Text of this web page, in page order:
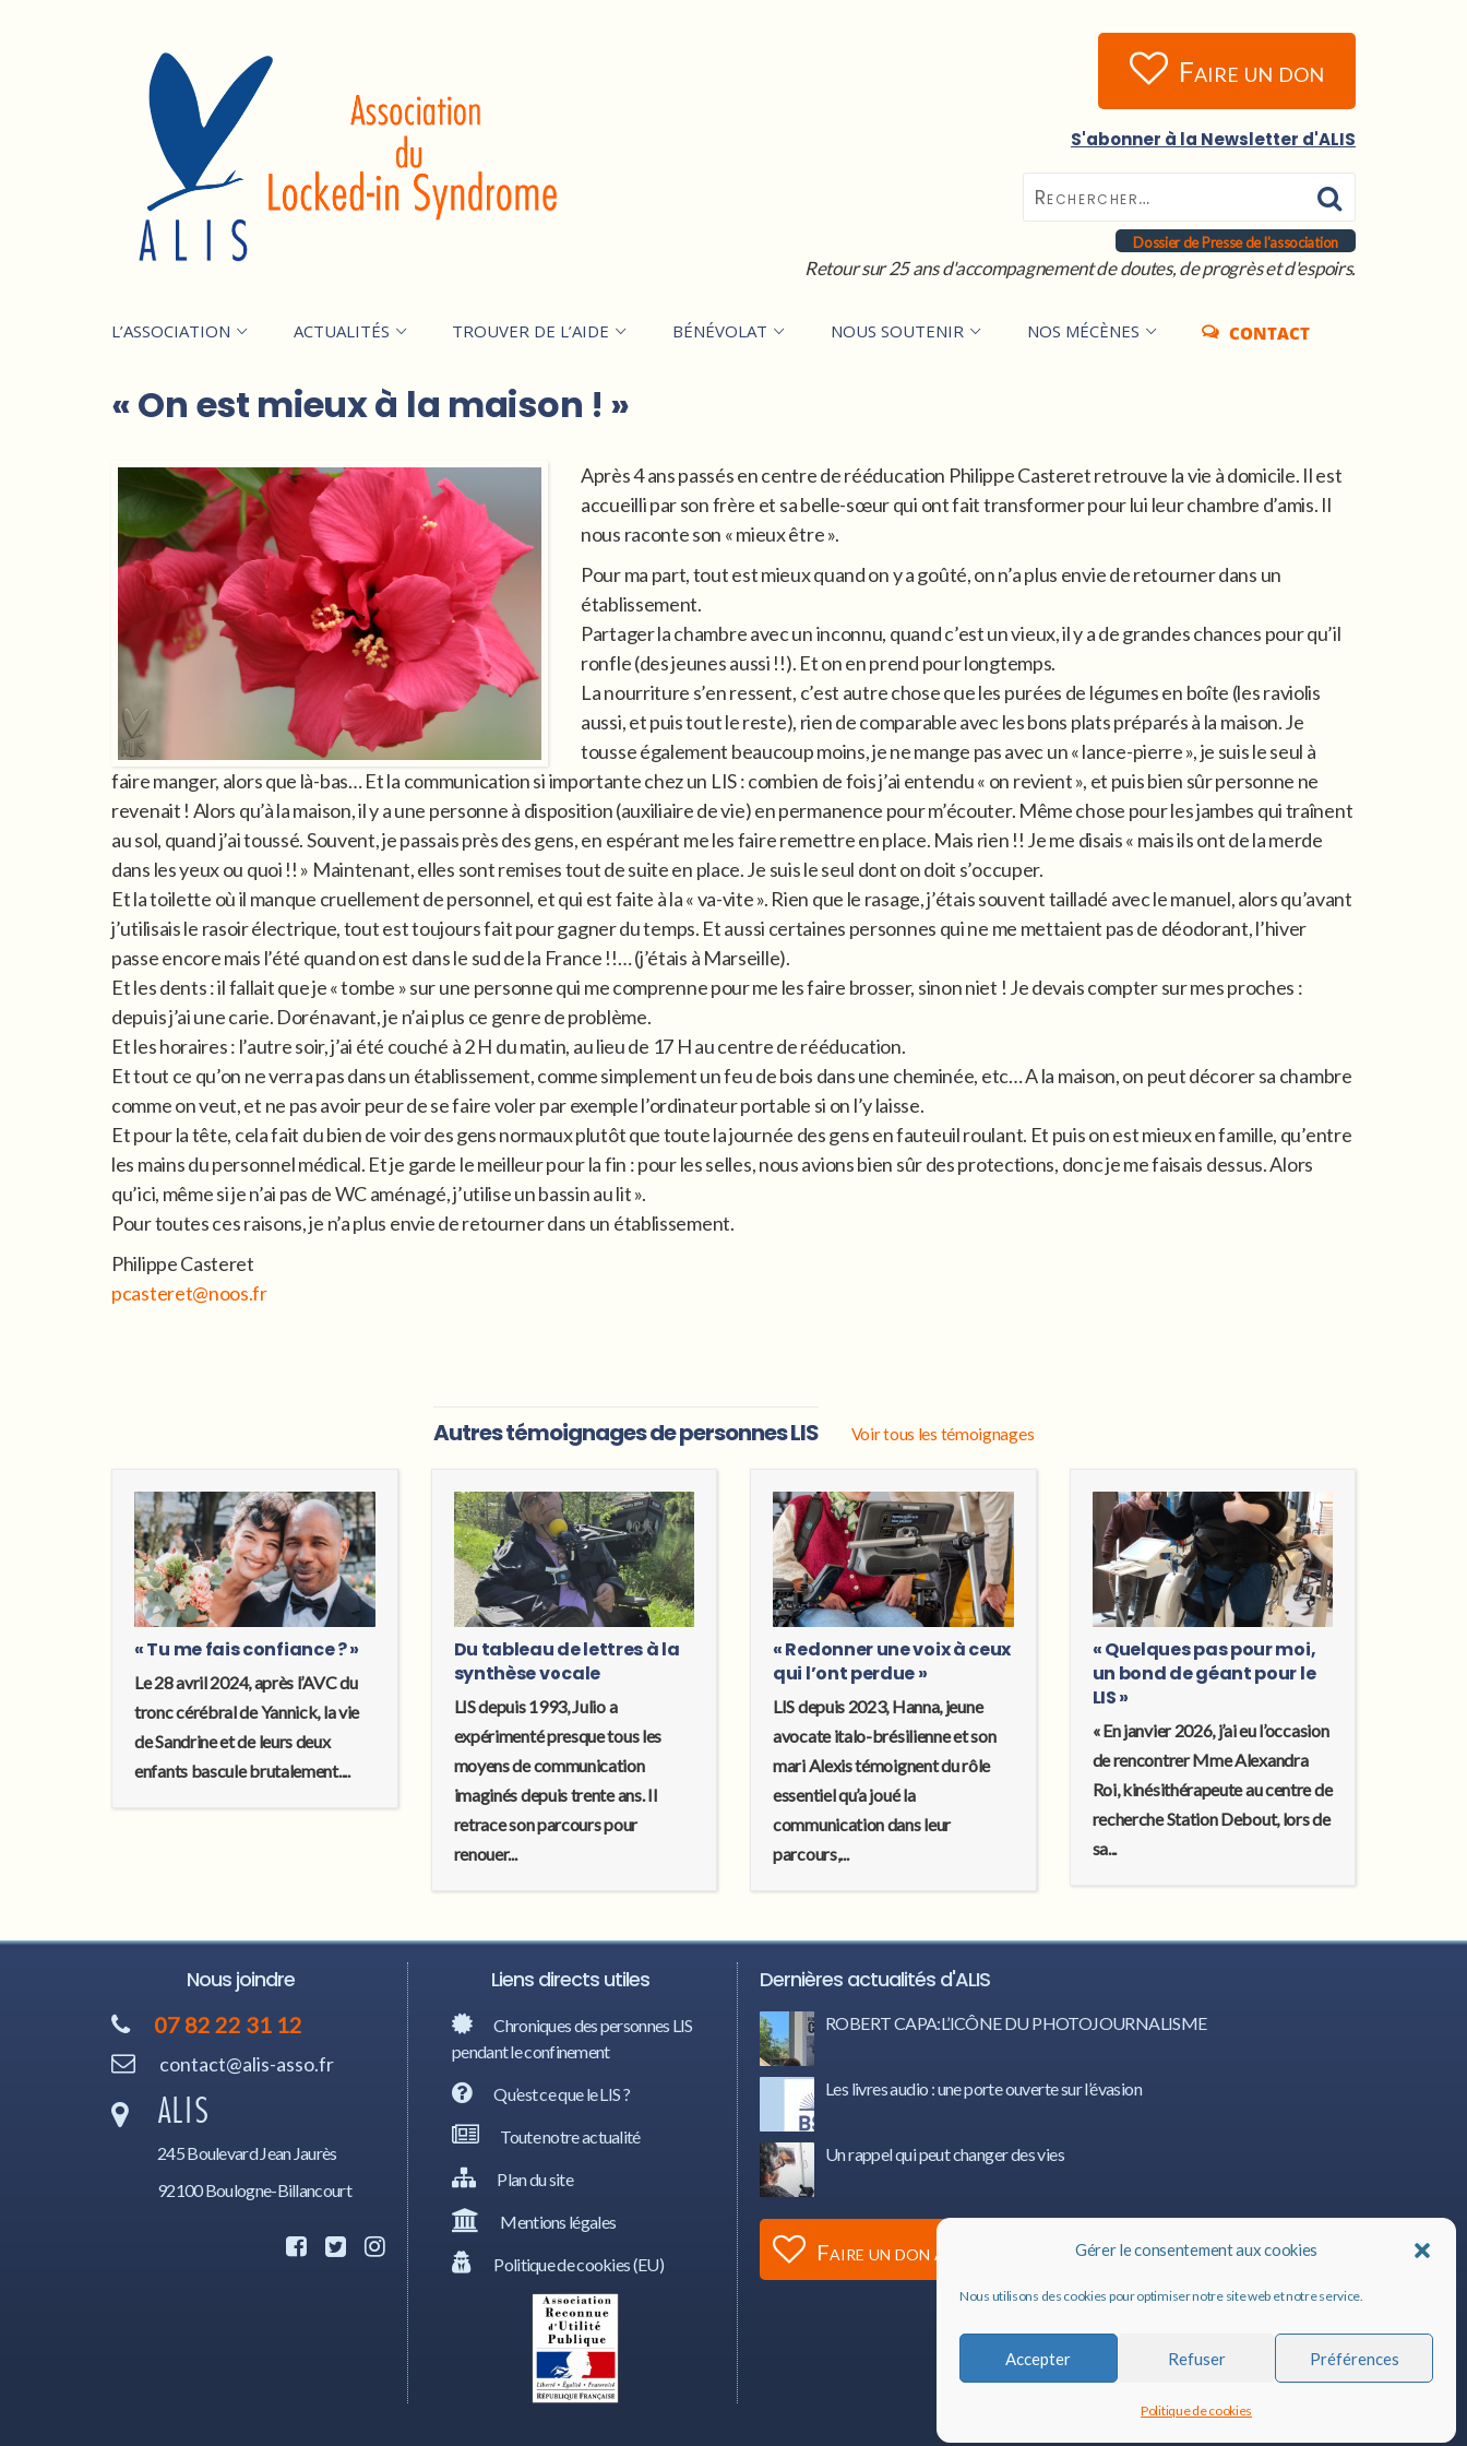
Gérer le consentement aux cookies
Nous utilisons des cookies pour optimiser notre site web et notre service.
Accepter Refuser Préférences
Politique de cookies
Faire un don
S'abonner à la Newsletter d'ALIS
Dossier de Presse de l'association
Retour sur 25 ans d'accompagnement de doutes, de progrès et d'espoirs.
L’ASSOCIATION ACTUALITÉS TROUVER DE L’AIDE BÉNÉVOLAT NOUS SOUTENIR NOS MÉCÈNES CONTACT
« On est mieux à la maison ! »
Après 4 ans passés en centre de rééducation Philippe Casteret retrouve la vie à domicile. Il est
accueilli par son frère et sa belle-sœur qui ont fait transformer pour lui leur chambre d’amis. Il
nous raconte son « mieux être ».
Pour ma part, tout est mieux quand on y a goûté, on n’a plus envie de retourner dans un
établissement.
Partager la chambre avec un inconnu, quand c’est un vieux, il y a de grandes chances pour qu’il
ronfle (des jeunes aussi !!). Et on en prend pour longtemps.
La nourriture s’en ressent, c’est autre chose que les purées de légumes en boîte (les raviolis
aussi, et puis tout le reste), rien de comparable avec les bons plats préparés à la maison. Je
tousse également beaucoup moins, je ne mange pas avec un « lance-pierre », je suis le seul à
faire manger, alors que là-bas… Et la communication si importante chez un LIS : combien de fois j’ai entendu « on revient », et puis bien sûr personne ne
revenait ! Alors qu’à la maison, il y a une personne à disposition (auxiliaire de vie) en permanence pour m’écouter. Même chose pour les jambes qui traînent
au sol, quand j’ai toussé. Souvent, je passais près des gens, en espérant me les faire remettre en place. Mais rien !! Je me disais « mais ils ont de la merde
dans les yeux ou quoi !! » Maintenant, elles sont remises tout de suite en place. Je suis le seul dont on doit s’occuper.
Et la toilette où il manque cruellement de personnel, et qui est faite à la « va-vite ». Rien que le rasage, j’étais souvent tailladé avec le manuel, alors qu’avant
j’utilisais le rasoir électrique, tout est toujours fait pour gagner du temps. Et aussi certaines personnes qui ne me mettaient pas de déodorant, l’hiver
passe encore mais l’été quand on est dans le sud de la France !!… (j’étais à Marseille).
Et les dents : il fallait que je « tombe » sur une personne qui me comprenne pour me les faire brosser, sinon niet ! Je devais compter sur mes proches :
depuis j’ai une carie. Dorénavant, je n’ai plus ce genre de problème.
Et les horaires : l’autre soir, j’ai été couché à 2 H du matin, au lieu de 17 H au centre de rééducation.
Et tout ce qu’on ne verra pas dans un établissement, comme simplement un feu de bois dans une cheminée, etc… A la maison, on peut décorer sa chambre
comme on veut, et ne pas avoir peur de se faire voler par exemple l’ordinateur portable si on l’y laisse.
Et pour la tête, cela fait du bien de voir des gens normaux plutôt que toute la journée des gens en fauteuil roulant. Et puis on est mieux en famille, qu’entre
les mains du personnel médical. Et je garde le meilleur pour la fin : pour les selles, nous avions bien sûr des protections, donc je me faisais dessus. Alors
qu’ici, même si je n’ai pas de WC aménagé, j’utilise un bassin au lit ».
Pour toutes ces raisons, je n’a plus envie de retourner dans un établissement.
Philippe Casteret
pcasteret@noos.fr
Autres témoignages de personnes LIS Voir tous les témoignages
« Tu me fais confiance ? »
Le 28 avril 2024, après l’AVC du
tronc cérébral de Yannick, la vie
de Sandrine et de leurs deux
enfants bascule brutalement....
Du tableau de lettres à la
synthèse vocale
LIS depuis 1993, Julio a
expérimenté presque tous les
moyens de communication
imaginés depuis trente ans. Il
retrace son parcours pour
renouer...
« Redonner une voix à ceux
qui l’ont perdue »
LIS depuis 2023, Hanna, jeune
avocate italo-brésilienne et son
mari Alexis témoignent du rôle
essentiel qu’a joué la
communication dans leur
parcours,...
« Quelques pas pour moi,
un bond de géant pour le
LIS »
« En janvier 2026, j’ai eu l’occasion
de rencontrer Mme Alexandra
Roi, kinésithérapeute au centre de
recherche Station Debout, lors de
sa...
Nous joindre
07 82 22 31 12
contact@alis-asso.fr
ALIS
245 Boulevard Jean Jaurès
92100 Boulogne-Billancourt
Liens directs utiles
Chroniques des personnes LIS
pendant le confinement
Qu’est ce que le LIS ?
Toute notre actualité
Plan du site
Mentions légales
Politique de cookies (EU)
Dernières actualités d'ALIS
ROBERT CAPA:L’ICÔNE DU PHOTOJOURNALISME
Les livres audio : une porte ouverte sur l’évasion
Un rappel qui peut changer des vies
Faire un don à ALIS